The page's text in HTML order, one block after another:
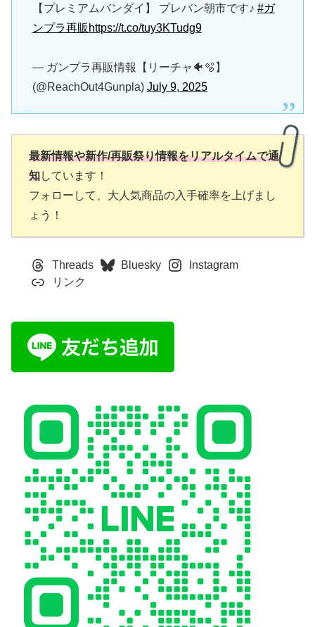
【プレミアムバンダイ】 プレバン朝市です♪ #ガ
ンプラ再販 https://t.co/tuy3KTudg9
— ガンプラ再販情報【リーチャ🐠🫧】
(@ReachOut4Gunpla) July 9, 2025
最新情報や新作/再販祭り情報をリアルタイムで通
知しています！
フォローして、大人気商品の入手確率を上げまし
ょう！
Threads Bluesky
Instagram
リンク